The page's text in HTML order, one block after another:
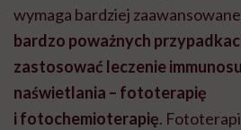
wymaga bardziej
bardzo poważnych
zastosować leczenie
naświetlania – fototerapię
i fotochemioterapię.